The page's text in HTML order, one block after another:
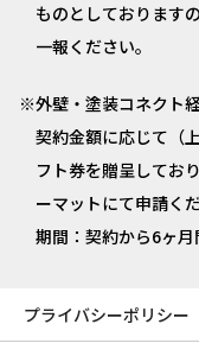
ものとしております
一報ください。
外壁・塗装コネクト
契約金額に応じて（
フト券を贈呈してお
ーマットにて申請く
期間：契約から6ヶ月
プライバシーポリシー